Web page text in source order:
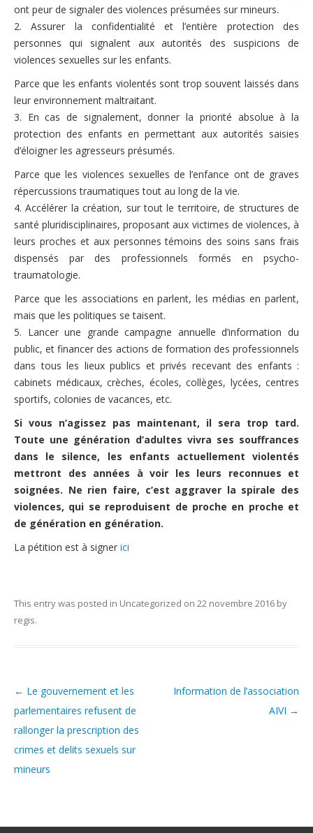
Ateliers 2009
S’informer
Quelques sites internet
Ressources d’aide
Les organismes de défense et de protection de l’enfance
Témoignages
Vidéos – Films – Bibliographie
Evénements
Campagnes
Adhérer
Nous soutenir
Nous contacter
ont peur de signaler des violences présumées sur mineurs.
2. Assurer la confidentialité et l’entière protection des
personnes qui signalent aux autorités des suspicions de
violences sexuelles sur les enfants.
Parce que les enfants violentés sont trop souvent laissés dans
leur environnement maltraitant.
3. En cas de signalement, donner la priorité absolue à la
protection des enfants en permettant aux autorités saisies
d’éloigner les agresseurs présumés.
Parce que les violences sexuelles de l’enfance ont de graves
répercussions traumatiques tout au long de la vie.
4. Accélérer la création, sur tout le territoire, de structures de
santé pluridisciplinaires, proposant aux victimes de violences, à
leurs proches et aux personnes témoins des soins sans frais
dispensés par des professionnels formés en psycho-
traumatologie.
Parce que les associations en parlent, les médias en parlent,
mais que les politiques se taisent.
5. Lancer une grande campagne annuelle d’information du
public, et financer des actions de formation des professionnels
dans tous les lieux publics et privés recevant des enfants :
cabinets médicaux, crèches, écoles, collèges, lycées, centres
sportifs, colonies de vacances, etc.
Si vous n’agissez pas maintenant, il sera trop tard.
Toute une génération d’adultes vivra ses souffrances
dans le silence, les enfants actuellement violentés
mettront des années à voir les leurs reconnues et
soignées. Ne rien faire, c’est aggraver la spirale des
violences, qui se reproduisent de proche en proche et
de génération en génération.
La pétition est à signer ici
This entry was posted in Uncategorized on 22 novembre 2016 by
regis.
Post navigation
← Le gouvernement et les
parlementaires refusent de
rallonger la prescription des
crimes et delits sexuels sur
mineurs
Information de l’association
AIVI →